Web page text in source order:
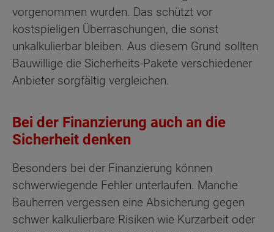
vorgenommen wurden. Das schützt vor
kostspieligen Überraschungen, die sonst
unkalkulierbar bleiben. Aus diesem Grund sollten
Bauwillige die Sicherheits-Pakete verschiedener
Anbieter sorgfältig vergleichen.
Bei der Finanzierung auch an die
Sicherheit denken
Besonders bei der Finanzierung können
schwerwiegende Fehler unterlaufen. Manche
Bauherren vergessen eine Absicherung gegen
schwer kalkulierbare Risiken wie Kurzarbeit oder